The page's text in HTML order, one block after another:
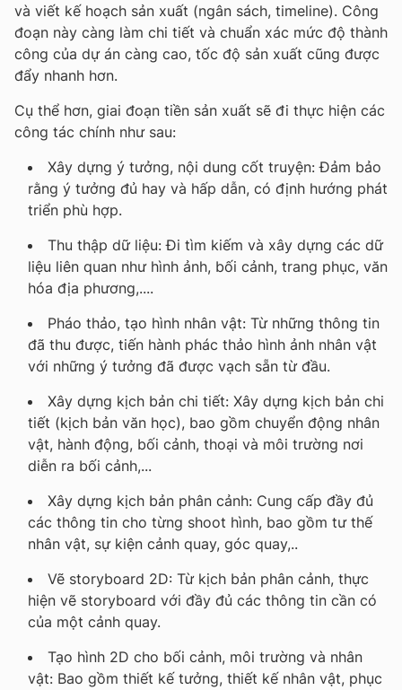
và viết kế hoạch sản xuất (ngân sách, timeline). Công
đoạn này càng làm chi tiết và chuẩn xác mức độ thành
công của dự án càng cao, tốc độ sản xuất cũng được
đẩy nhanh hơn.
Cụ thể hơn, giai đoạn tiền sản xuất sẽ đi thực hiện các
công tác chính như sau:
Xây dựng ý tưởng, nội dung cốt truyện: Đảm bảo
rằng ý tưởng đủ hay và hấp dẫn, có định hướng phát
triển phù hợp.
Thu thập dữ liệu: Đi tìm kiếm và xây dựng các dữ
liệu liên quan như hình ảnh, bối cảnh, trang phục, văn
hóa địa phương,....
Pháo thảo, tạo hình nhân vật: Từ những thông tin
đã thu được, tiến hành phác thảo hình ảnh nhân vật
với những ý tưởng đã được vạch sẵn từ đầu.
Xây dựng kịch bản chi tiết: Xây dựng kịch bản chi
tiết (kịch bản văn học), bao gồm chuyển động nhân
vật, hành động, bối cảnh, thoại và môi trường nơi
diễn ra bối cảnh,...
Xây dựng kịch bản phân cảnh: Cung cấp đầy đủ
các thông tin cho từng shoot hình, bao gồm tư thế
nhân vật, sự kiện cảnh quay, góc quay,..
Vẽ storyboard 2D: Từ kịch bản phân cảnh, thực
hiện vẽ storyboard với đầy đủ các thông tin cần có
của một cảnh quay.
Tạo hình 2D cho bối cảnh, môi trường và nhân
vật: Bao gồm thiết kế tưởng, thiết kế nhân vật, phục